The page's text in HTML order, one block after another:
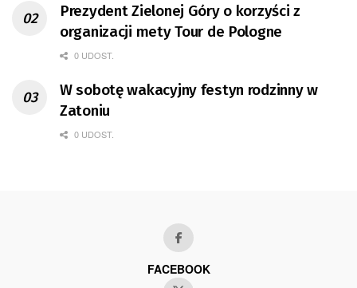
Prezydent Zielonej Góry o korzyści z
organizacji mety Tour de Pologne
0 UDOST.
W sobotę wakacyjny festyn rodzinny w
Zatoniu
0 UDOST.
FACEBOOK